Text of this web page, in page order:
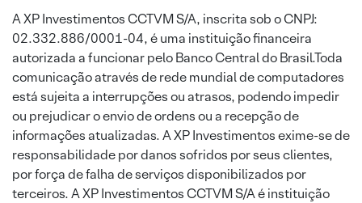
A XP Investimentos CCTVM S/A, inscrita sob o CNPJ:
02.332.886/0001-04, é uma instituição financeira
autorizada a funcionar pelo Banco Central do Brasil.Toda
comunicação através de rede mundial de computadores
está sujeita a interrupções ou atrasos, podendo impedir
ou prejudicar o envio de ordens ou a recepção de
informações atualizadas. A XP Investimentos exime-se de
responsabilidade por danos sofridos por seus clientes,
por força de falha de serviços disponibilizados por
terceiros. A XP Investimentos CCTVM S/A é instituição